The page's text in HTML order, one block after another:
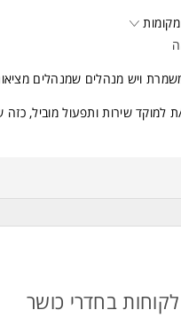
ויש מנהלים שמנהלים
שירות ותפעול מוביל, כזה
לעמידה ביעדים
עסקיים
בחדרי כושר